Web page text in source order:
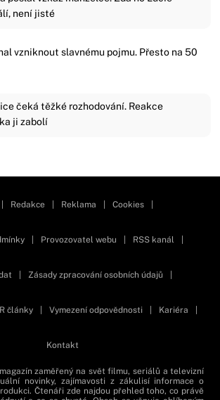
není jisté
vzniknout slavnému pojmu. Přesto na 50
čeká těžké rozhodování. Reakce
ji zabolí
Redakce Reklama Cookies
Provozovatel webu RSS kanál
Zásady zpracování osobních údajů
články Vymezení odpovědnosti Kariéra
Kontakt
zaměřený na svět filmu, seriálů a televizní
novinky, zajímavosti z zákulisí informace o
Čtenáři zde najdou přehled toho, co právě